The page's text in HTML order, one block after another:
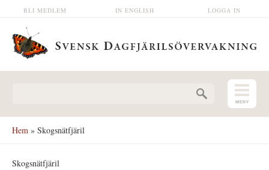
Hoppa till huvudinnehåll LOGGA IN
IN ENGLISH
BLI MEDLEM
Hem » Skogsnätfjäril
Skogsnätfjäril